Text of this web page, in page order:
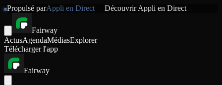
Propulsé parAppli en Direct DécouvrirAppli en Direct
Fairway
ActusAgendaMédiasExplorer
Télécharger l'app
Fairway